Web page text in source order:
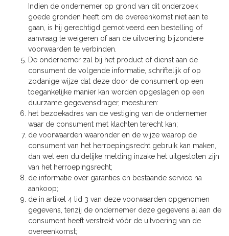
Indien de ondernemer op grond van dit onderzoek
goede gronden heeft om de overeenkomst niet aan te
gaan, is hij gerechtigd gemotiveerd een bestelling of
aanvraag te weigeren of aan de uitvoering bijzondere
voorwaarden te verbinden.
De ondernemer zal bij het product of dienst aan de
consument de volgende informatie, schriftelijk of op
zodanige wijze dat deze door de consument op een
toegankelijke manier kan worden opgeslagen op een
duurzame gegevensdrager, meesturen:
het bezoekadres van de vestiging van de ondernemer
waar de consument met klachten terecht kan;
de voorwaarden waaronder en de wijze waarop de
consument van het herroepingsrecht gebruik kan maken,
dan wel een duidelijke melding inzake het uitgesloten zijn
van het herroepingsrecht;
de informatie over garanties en bestaande service na
aankoop;
de in artikel 4 lid 3 van deze voorwaarden opgenomen
gegevens, tenzij de ondernemer deze gegevens al aan de
consument heeft verstrekt vóór de uitvoering van de
overeenkomst;